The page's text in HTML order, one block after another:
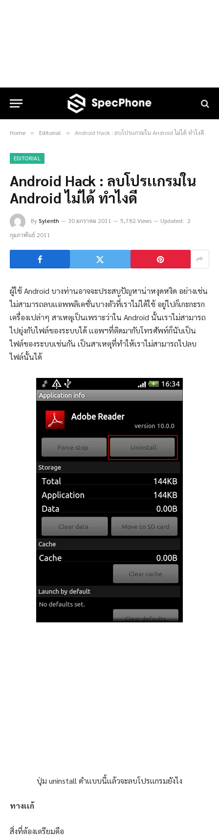
Home » Editorial » Android Hack : ลบโปรเเกรมใน Android ไม่ได้ ทำไงดี
EDITORIAL
Android Hack : ลบโปรเเกรมใน
Android ไม่ได้ ทำไงดี
BySylenth 30 มกราคม 2011 5,782 Views Updated: 2
กุมภาพันธ์ 2011
ผู้ใช้ Android บางท่านอาจจะประสบปัญหาน่าหงุดหงิด อย่างเช่น
ไม่สามารถลบเเอพพลิเคชั่นบางตัวที่้เราไม่ได้ใช้ อยู่ไปก็เกะกะรก
เครื่องเปล่าๆ สาเหตุเป็นเพราะว่าใน Android นั้นเราไม่สามารถ
ไปยุ่งกับไฟล์ของระบบได้ เเอพฯที่ติดมากับโทรศัพท์ก็นับเป็น
ไฟล์ของระบบเช่นกัน เป็นสาเหตุที่ทำให้เราไม่สามารถไปลบ
ไฟล์นั้นได้
ปุ่ม uninstall ดำเเบบนี้เเล้วจะลบโปรเเกรมยังไง
ทางเเก้
สิ่งที่ต้องเตรียมคือ